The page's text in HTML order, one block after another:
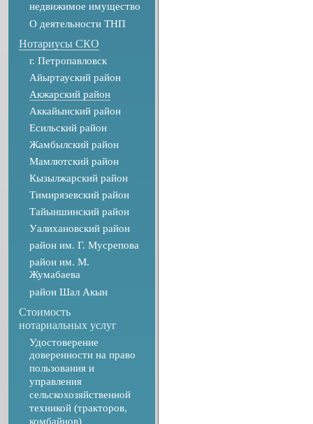
недвижимое имущество
О деятельности ТНП
Нотариусы СКО
г. Петропавловск
Айыртауский район
Акжарский район
Аккайынский район
Есильский район
Жамбылский район
Мамлютский район
Кызылжарский район
Тимирязевский район
Тайыншинский район
Уалихановский район
район им. Г. Мусрепова
район им. М.
Жумабаева
район Шал Акын
Стоимость
нотариальных услуг
Удостоверение
доверенности на право
пользования и
управления
сельскохозяйственной
техникой (тракторов,
комбайнов)